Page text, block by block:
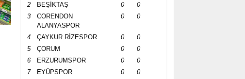
2 BEŞİKTAŞ 0
0
3
CORENDON
ALANYASPOR
0 0
4 ÇAYKUR RİZESPOR 0
0
5
ÇORUM 0
0
6
ERZURUMSPOR 0
0
7
EYÜPSPOR 0
0